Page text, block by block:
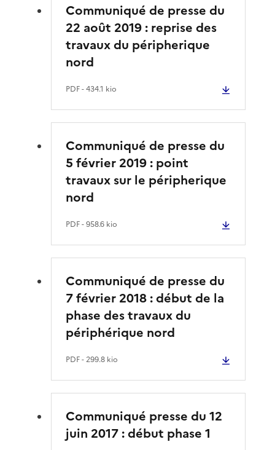
Communiqué de presse du
22 août 2019 : reprise des
travaux du péripherique
nord
PDF- 434.1 kio
Communiqué de presse du
5 février 2019 : point
travaux sur le péripherique
nord
PDF- 958.6 kio
Communiqué de presse du
7 février 2018 : début de la
phase des travaux du
périphérique nord
PDF- 299.8 kio
Communiqué presse du 12
juin 2017 : début phase 1